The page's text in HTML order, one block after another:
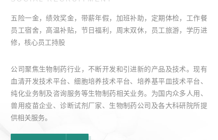
五险一金，绩效奖金，带薪年假，加班补助，定期体检，工作餐
员工宿舍，高温补贴，节日福利，周末双休，员工旅游，学历进
修，核心员工持股
公司聚焦生物制药行业，不断开发和引进新的产品及技术。现有
血清开发技术平台、细胞培养技术平台、培养基平皿技术平台、
纯化业务制及咨询服务等生物制药相关业务。为国内众多人用、
兽用疫苗企业、诊断试剂厂家、生物制药公司及各大科研院所提
供相关服务。